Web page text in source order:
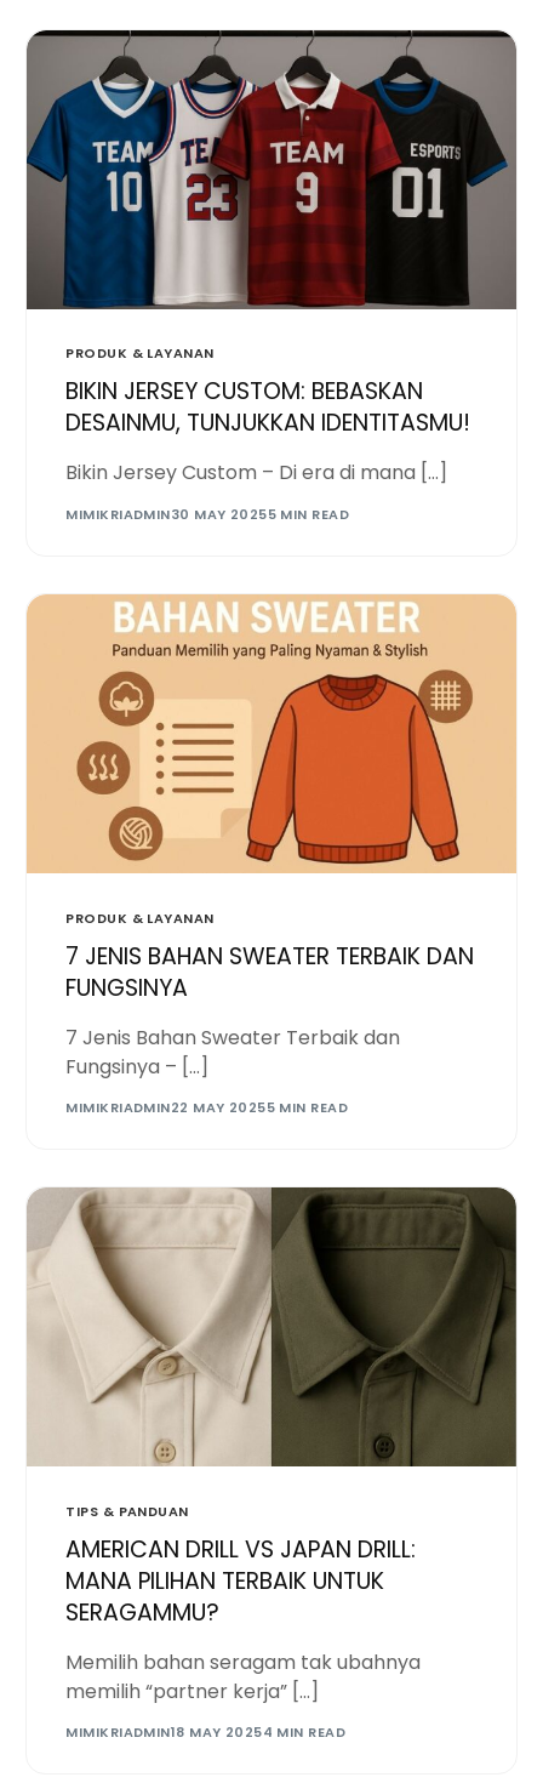
PRODUK & LAYANAN
BIKIN JERSEY CUSTOM: BEBASKAN
DESAINMU, TUNJUKKAN IDENTITASMU!
Bikin Jersey Custom – Di era di mana […]
MIMIKRIADMIN30 MAY 20255 MIN READ
PRODUK & LAYANAN
7 JENIS BAHAN SWEATER TERBAIK DAN
FUNGSINYA
7 Jenis Bahan Sweater Terbaik dan
Fungsinya – […]
MIMIKRIADMIN22 MAY 20255 MIN READ
TIPS & PANDUAN
AMERICAN DRILL VS JAPAN DRILL:
MANA PILIHAN TERBAIK UNTUK
SERAGAMMU?
Memilih bahan seragam tak ubahnya
memilih “partner kerja” […]
MIMIKRIADMIN18 MAY 20254 MIN READ